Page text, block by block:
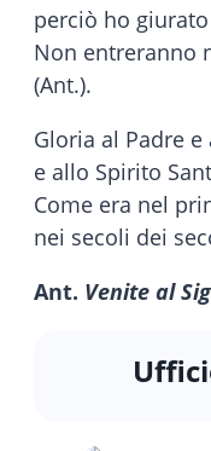
perciò ho
Non entreranno
(Ant.).
Gloria al Padre
e allo Spirito
Come era nel
nei secoli dei
Ant. Venite al